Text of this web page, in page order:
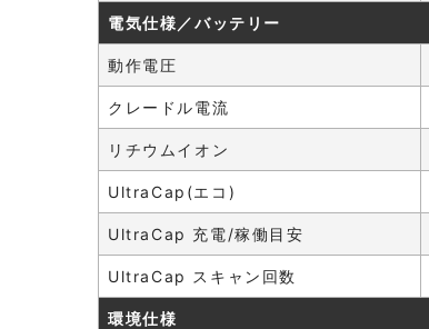
電気仕様／バッテリー
動作電圧
クレードル電流
リチウムイオン
UltraCap(エコ)
UltraCap 充電/稼働目安
UltraCap スキャン回数
環境仕様